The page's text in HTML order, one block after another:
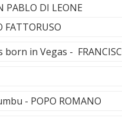
PABLO DI LEONE
FATTORUSO
born in Vegas -
- POPO ROMANO